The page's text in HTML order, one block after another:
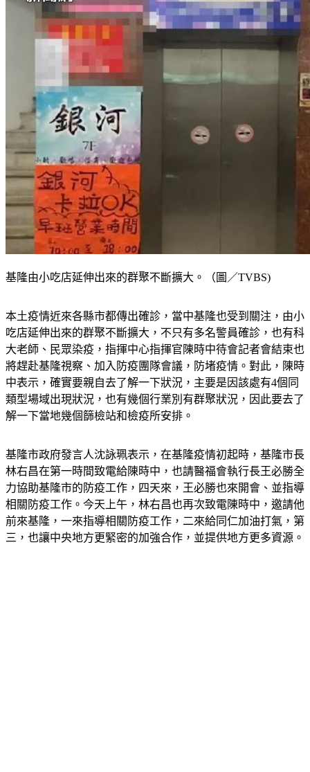
吃店延伸出來的群聚不斷擴大，不只有多名警員確診，也有科
大老師、民眾染疫，指揮中心指揮官陳時中待會記者會結束也
將趕赴基隆視察、加入防疫團隊會議，防堵疫情。對此，陳時
中表示，確實要親自去了解一下狀況，主要是因該處有4個同
類型場域出現狀況，也有幾個行業別有群聚狀況，因此要去了
解一下當地幾個篩檢站和檢疫所安排。
林右昌在第一時間致電給陳時中，也請醫福會執行長王必勝全
力協助基隆市的防疫工作，四天來，王必勝也來開會、並指導
相關防疫工作。今天上午，林右昌也再次致電陳時中，邀請他
前來基隆，一來指導相關防疫工作，二來給同仁加油打氣，第
三，也讓中央地方更緊密的加強合作，並提供地方更多資源。